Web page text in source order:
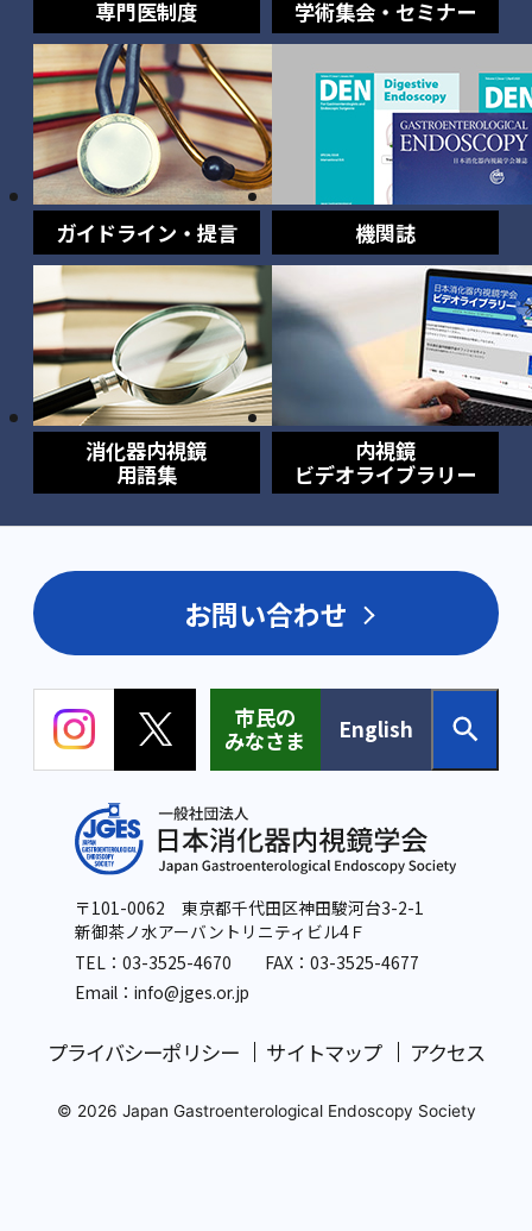
専門医制度 学術集会・セミナー
ガイドライン・提言 機関誌
消化器内視鏡
用語集
内視鏡
ビデオライブラリー
お問い合わせ
市民の
みなさま
English
〒101-0062 東京都千代田区神田駿河台3-2-1
新御茶ノ水アーバントリニティビル4Ｆ
TEL：03-3525-4670 FAX：03-3525-4677
Email：info@jges.or.jp
プライバシーポリシー サイトマップ アクセス
© 2026 Japan Gastroenterological Endoscopy Society